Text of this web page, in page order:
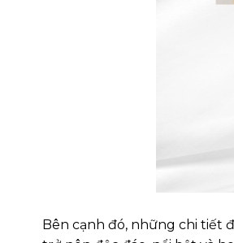
Bên cạnh đó, những chi tiết